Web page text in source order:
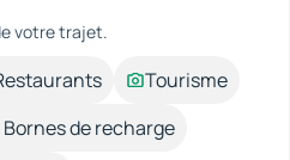
votre trajet.
Tourisme
Bornes de recharge